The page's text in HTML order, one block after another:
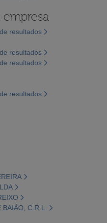
resultados
resultados
resultados
resultados
C.R.L.